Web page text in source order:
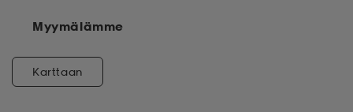
Myymälämme
Karttaan